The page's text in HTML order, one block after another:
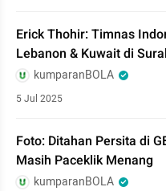
Erick Thohir: Timnas
Lebanon & Kuwait di
kumparanBOLA
5 Jul 2025
Foto: Ditahan Persita di
Masih Paceklik Menang
kumparanBOLA